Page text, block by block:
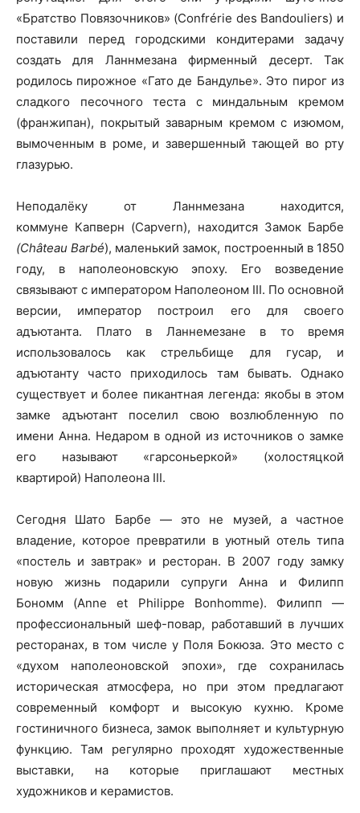
«Братство Повязочников» (Confrérie des Bandouliers) и
поставили перед городскими кондитерами задачу
создать для Ланнмезана фирменный десерт. Так
родилось пирожное «Гато де Бандулье». Это пирог из
сладкого песочного теста с миндальным кремом
(франжипан), покрытый заварным кремом с изюмом,
вымоченным в роме, и завершенный тающей во рту
глазурью.
Неподалёку от Ланнмезана находится,
коммуне Капверн (Capvern), находится Замок Барбе
(Château Barbé), маленький замок, построенный в 1850
году, в наполеоновскую эпоху. Его возведение
связывают с императором Наполеоном III. По основной
версии, император построил его для своего
адъютанта. Плато в Ланнемезане в то время
использовалось как стрельбище для гусар, и
адъютанту часто приходилось там бывать. Однако
существует и более пикантная легенда: якобы в этом
замке адъютант поселил свою возлюбленную по
имени Анна. Недаром в одной из источников о замке
его называют «гарсоньеркой» (холостяцкой
квартирой) Наполеона III.
Сегодня Шато Барбе — это не музей, а частное
владение, которое превратили в уютный отель типа
«постель и завтрак» и ресторан. В 2007 году замку
новую жизнь подарили супруги Анна и Филипп
Бономм (Anne et Philippe Bonhomme). Филипп —
профессиональный шеф-повар, работавший в лучших
ресторанах, в том числе у Поля Бокюза. Это место с
«духом наполеоновской эпохи», где сохранилась
историческая атмосфера, но при этом предлагают
современный комфорт и высокую кухню. Кроме
гостиничного бизнеса, замок выполняет и культурную
функцию. Там регулярно проходят художественные
выставки, на которые приглашают местных
художников и керамистов.